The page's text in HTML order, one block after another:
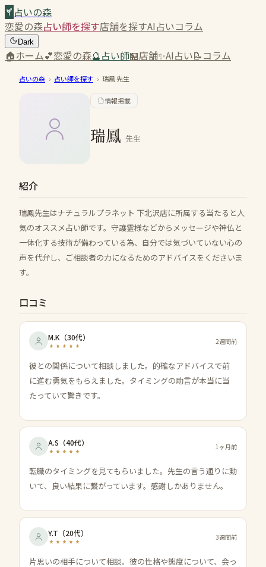
占いの森
恋愛の森占い師を探す店舗を探すAI占いコラム
Dark
🏠ホーム💕恋愛の森🔮占い師🏪店舗✨AI占い📝コラム
占いの森 › 占い師を探す › 瑞鳳先生
情報掲載
瑞鳳 先生
紹介
瑞鳳先生はナチュラルプラネット 下北沢店に所属する当たると人
気のオススメ占い師です。守護霊様などからメッセージや神仏と
一体化する技術が備わっている為、自分では気づいていない心の
声を代弁し、ご相談者の力になるためのアドバイスをくださいま
す。
口コミ
M.K （30代） 2週間前
彼との関係について相談しました。的確なアドバイスで前
に進む勇気をもらえました。タイミングの助言が本当に当
たっていて驚きです。
A.S （40代） 1ヶ月前
転職のタイミングを見てもらいました。先生の言う通りに動
いて、良い結果に繋がっています。感謝しかありません。
Y.T （20代） 3週間前
片思いの相手について相談。彼の性格や態度について、会っ